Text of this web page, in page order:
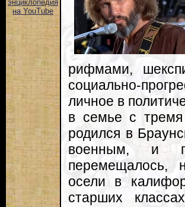
энциклопедия
на YouTube
рифмами,
социально-
личное в
в семье с
родился в
военным, и
перемещалось,
осели в
старших